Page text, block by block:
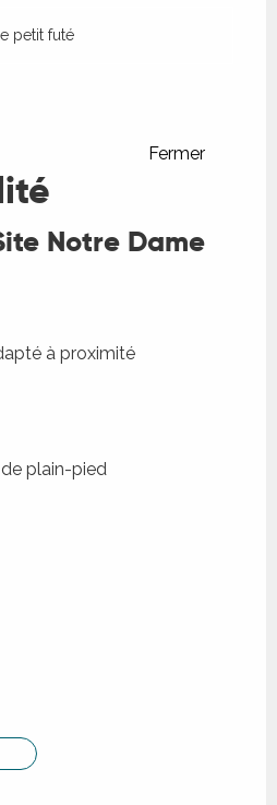
petit futé
Fermer
Notre Dame
à proximité
plain-pied